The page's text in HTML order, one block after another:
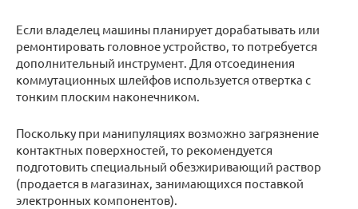
Если владелец машины планирует дорабатывать или
ремонтировать головное устройство, то потребуется
дополнительный инструмент. Для отсоединения
коммутационных шлейфов используется отвертка с
тонким плоским наконечником.
Поскольку при манипуляциях возможно загрязнение
контактных поверхностей, то рекомендуется
подготовить специальный обезжиривающий раствор
(продается в магазинах, занимающихся поставкой
электронных компонентов).